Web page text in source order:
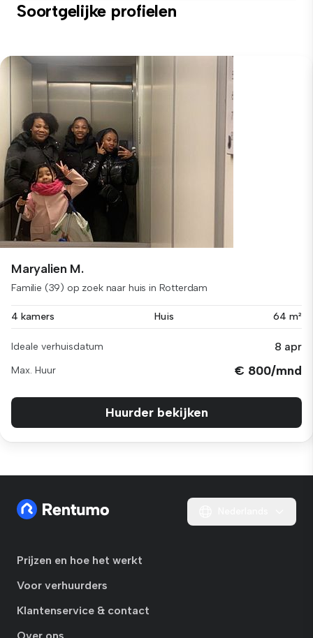
Soortgelijke profielen
Maryalien M.
Familie (39) op zoek naar huis in Rotterdam
4 kamers Huis 64 m²
Ideale verhuisdatum 8 apr
Max. Huur € 800/mnd
Huurder bekijken
Prijzen en hoe het werkt
Voor verhuurders
Klantenservice & contact